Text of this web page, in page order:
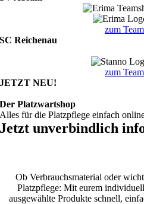
zum
SC Reichenau
zum
JETZT NEU!
Der Platzwartshop
Alles für die Platzpflege einfach
Jetzt unverbindlich
Ob Verbrauchsmaterial oder
Platzpflege: Mit eurem
ausgewählte Produkte schnell,